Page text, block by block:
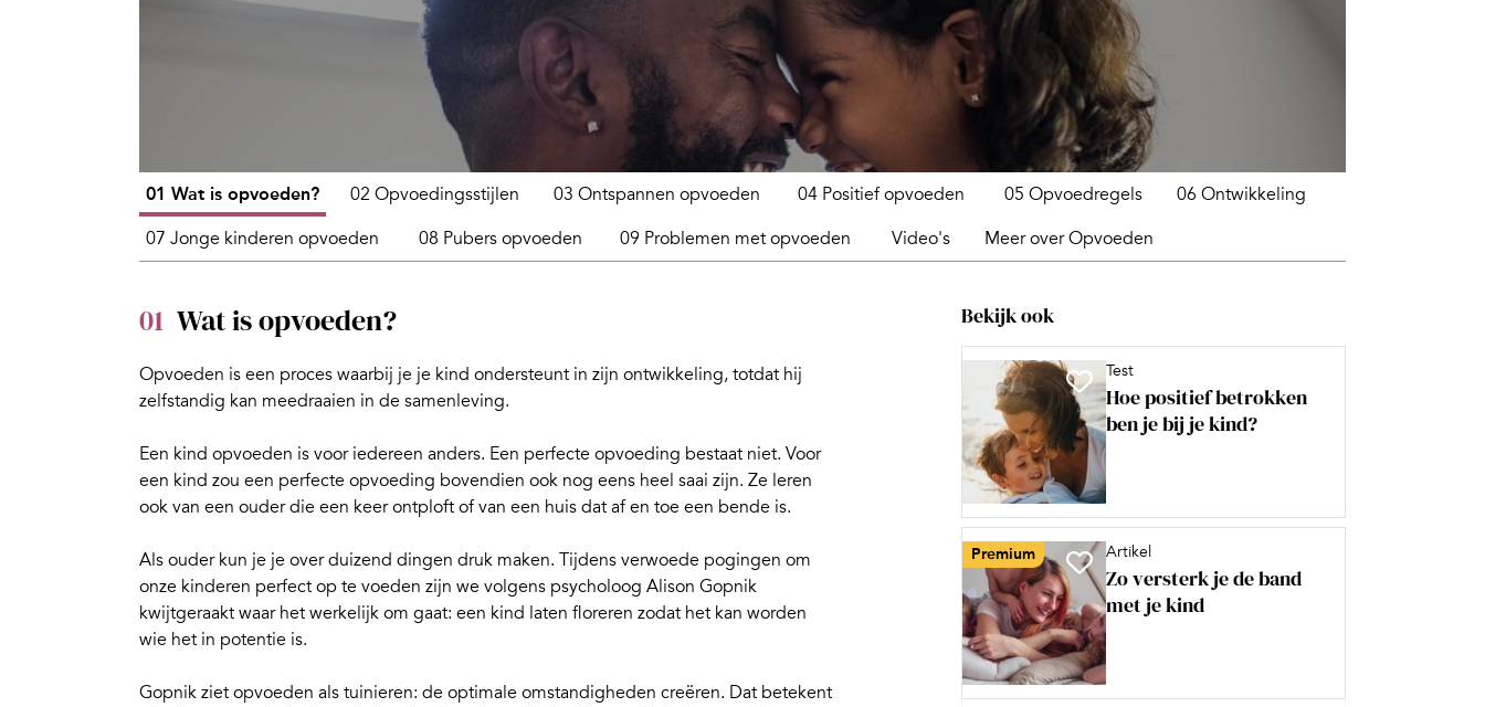
01 Wat is opvoeden? 02 Opvoedingsstijlen 03 Ontspannen opvoeden 04 Positief opvoeden 05 Opvoedregels
06 Ontwikkeling
07 Jonge kinderen opvoeden
08 Pubers opvoeden 09 Problemen met opvoeden Video's Meer over Opvoeden
01 Wat is opvoeden?
Opvoeden is een proces waarbij je je kind ondersteunt in zijn ontwikkeling, totdat hij
zelfstandig kan meedraaien in de samenleving.
Een kind opvoeden is voor iedereen anders. Een perfecte opvoeding bestaat niet. Voor
een kind zou een perfecte opvoeding bovendien ook nog eens heel saai zijn. Ze leren
ook van een ouder die een keer ontploft of van een huis dat af en toe een bende is.
Als ouder kun je je over duizend dingen druk maken. Tijdens verwoede pogingen om
onze kinderen perfect op te voeden zijn we volgens psycholoog Alison Gopnik
kwijtgeraakt waar het werkelijk om gaat: een kind laten floreren zodat het kan worden
wie het in potentie is.
Gopnik ziet opvoeden als tuinieren: de optimale omstandigheden creëren. Dat betekent
Bekijk ook
Test
Hoe positief betrokken
ben je bij je kind?
Premium Artikel
Zo versterk je de band
met je kind